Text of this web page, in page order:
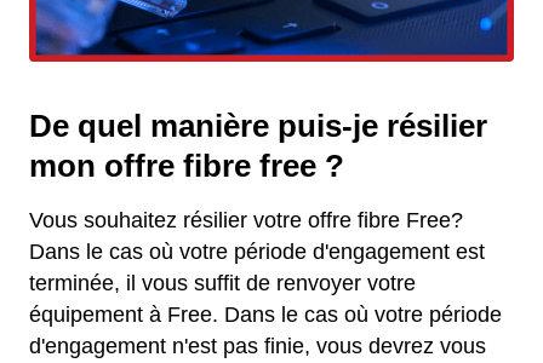
De quel manière puis-je résilier
mon offre fibre free ?
Vous souhaitez résilier votre offre fibre Free?
Dans le cas où votre période d'engagement est
terminée, il vous suffit de renvoyer votre
équipement à Free. Dans le cas où votre période
d'engagement n'est pas finie, vous devrez vous